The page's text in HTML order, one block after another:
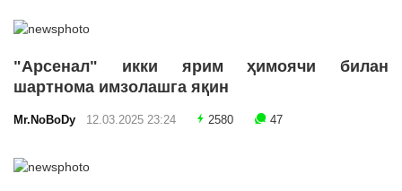
"Арсенал" икки ярим ҳимоячи билан
шартнома имзолашга яқин
Mr.NoBoDy 12.03.2025 23:24 2580 47